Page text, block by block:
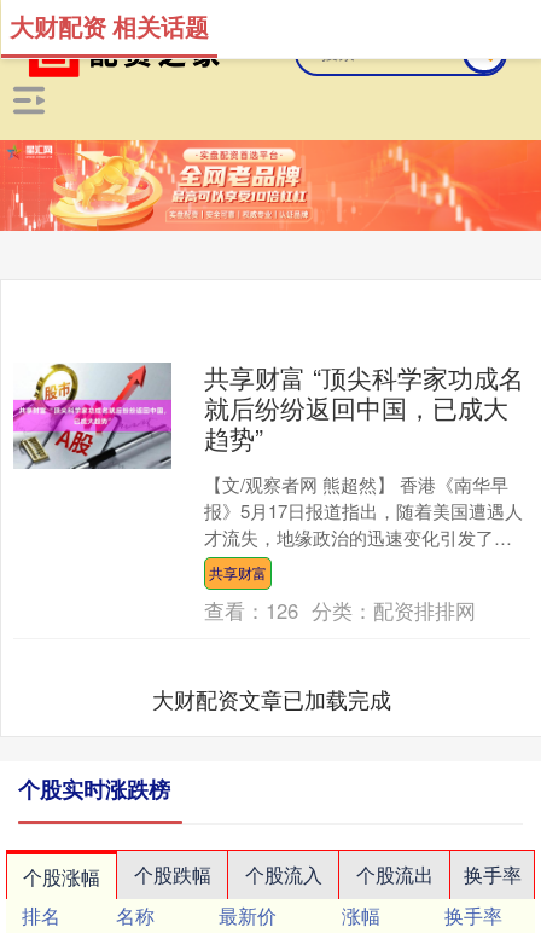
大财配资 相关话题
共享财富 “顶尖科学家功成名
就后纷纷返回中国，已成大
趋势”
【文/观察者网 熊超然】 香港《南华早
报》5月17日报道指出，随着美国遭遇人
才流失，地缘政治的迅速变化引发了全
球人才流动的巨大变革，这给中国和欧
洲都带来了新的机....
共享财富
查看： 126 分类： 配资排排网
大财配资文章已加载完成
个股实时涨跌榜
个股涨幅 个股跌幅 个股流入 个股流出
换手率
排名
名称 最新价 涨幅
换手率